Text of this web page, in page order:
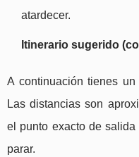
atardecer.
Itinerario sugerido
A continuación tienes
Las distancias son
el punto exacto de
parar.